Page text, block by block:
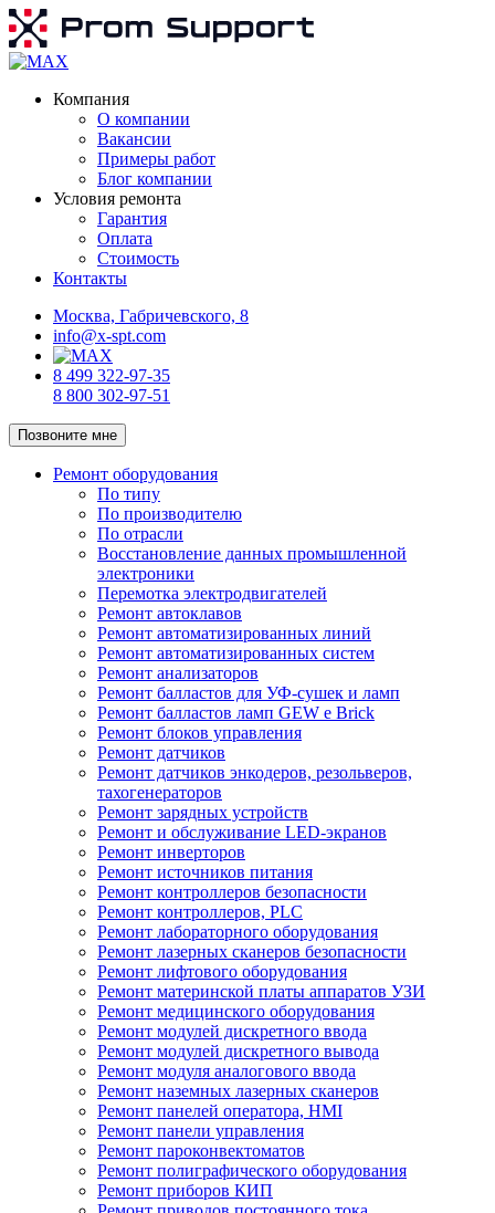
Компания
О компании
Вакансии
Примеры работ
Блог компании
Условия ремонта
Гарантия
Оплата
Стоимость
Контакты
Москва, Габричевского, 8
info@x-spt.com
8 499 322-97-35
8 800 302-97-51
Позвоните мне
Ремонт оборудования
По типу
По производителю
По отрасли
Восстановление данных промышленной
электроники
Перемотка электродвигателей
Ремонт автоклавов
Ремонт автоматизированных линий
Ремонт автоматизированных систем
Ремонт анализаторов
Ремонт балластов для УФ-сушек и ламп
Ремонт балластов ламп GEW e Brick
Ремонт блоков управления
Ремонт датчиков
Ремонт датчиков энкодеров, резольверов,
тахогенераторов
Ремонт зарядных устройств
Ремонт и обслуживание LED-экранов
Ремонт инверторов
Ремонт источников питания
Ремонт контроллеров безопасности
Ремонт контроллеров, PLC
Ремонт лабораторного оборудования
Ремонт лазерных сканеров безопасности
Ремонт лифтового оборудования
Ремонт материнской платы аппаратов УЗИ
Ремонт медицинского оборудования
Ремонт модулей дискретного ввода
Ремонт модулей дискретного вывода
Ремонт модуля аналогового ввода
Ремонт наземных лазерных сканеров
Ремонт панелей оператора, HMI
Ремонт панели управления
Ремонт пароконвектоматов
Ремонт полиграфического оборудования
Ремонт приборов КИП